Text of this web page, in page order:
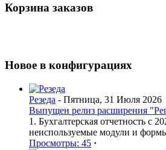
Корзина заказов
Новое в конфигурациях
Резеда - Пятница, 31 Июля 2026
Выпущен релиз расширения
1. Бухгалтерская отчетность
неиспользуемые модули и
Просмотры: 45 ·